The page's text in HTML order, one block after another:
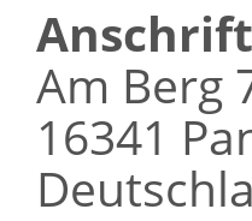
Am Berg
16341